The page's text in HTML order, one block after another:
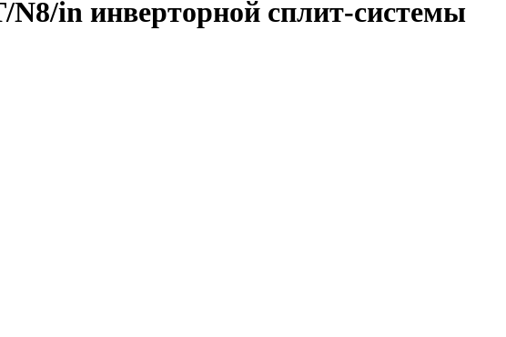
in инверторной сплит-системы